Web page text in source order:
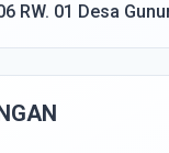
RW. 01 Desa